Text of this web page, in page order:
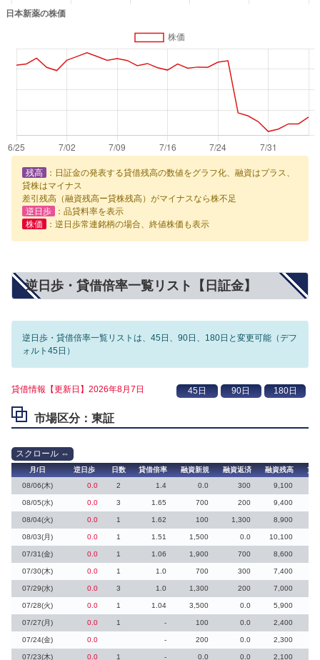
残高
：日証金の発表する貸借残高の数値をグラフ化、融資はプラス、
貸株はマイナス
差引残高（融資残高ー貸株残高）がマイナスなら株不足
逆日歩
：品貸料率を表示
株価
：逆日歩常連銘柄の場合、終値株価も表示
逆日歩・貸借倍率一覧リスト【日証金】
逆日歩・貸借倍率一覧リストは、45日、90日、180日と変更可能（デフ
ォルト45日）
貸借情報【更新日】2026年8月7日
市場区分：東証
月/日 逆日歩 日数 貸借倍率 融資新規 融資返済 融資残高
貸
08/06(木)
0.0 2 1.4 0.0 300 9,100
08/05(水) 0.0 3 1.65 700 200 9,400
08/04(火) 0.0 1 1.62 100 1,300 8,900
08/03(月) 0.0 1 1.51 1,500 0.0 10,100
07/31(金) 0.0 1 1.06 1,900 700 8,600
07/30(木) 0.0 1 1.0 700 300 7,400
07/29(水) 0.0 3 1.0 1,300 200 7,000
07/28(火) 0.0 1 1.04 3,500 0.0 5,900
07/27(月) 0.0 1 - 100 0.0 2,400
07/24(金) 0.0 - 200 0.0 2,300
07/23(木) 0.0 1 - 0.0 0.0 2,100